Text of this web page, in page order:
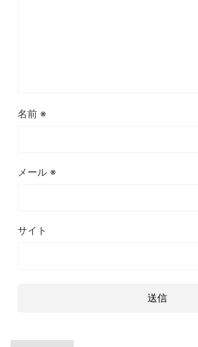
名前 ※
メール ※
サイト